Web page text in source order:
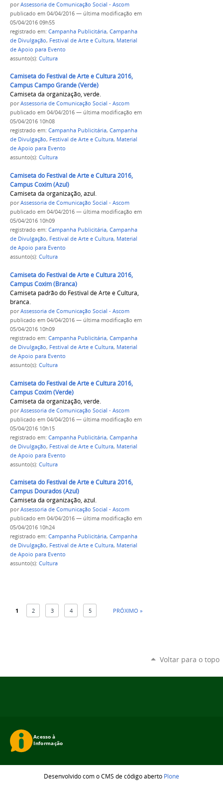
porAssessoria de Comunicação Social - Ascom
publicado em 04/04/2016 — última modificação em
05/04/2016 09h55
registrado em: Campanha Publicitária, Campanha
de Divulgação, Festival de Arte e Cultura, Material
de Apoio para Evento
assunto(s): Cultura
Camiseta do Festival de Arte e Cultura 2016,
Campus Campo Grande (Verde)
Camiseta da organização, verde.
porAssessoria de Comunicação Social - Ascom
publicado em 04/04/2016 — última modificação em
05/04/2016 10h08
registrado em: Campanha Publicitária, Campanha
de Divulgação, Festival de Arte e Cultura, Material
de Apoio para Evento
assunto(s): Cultura
Camiseta do Festival de Arte e Cultura 2016,
Campus Coxim (Azul)
Camiseta da organização, azul.
porAssessoria de Comunicação Social - Ascom
publicado em 04/04/2016 — última modificação em
05/04/2016 10h09
registrado em: Campanha Publicitária, Campanha
de Divulgação, Festival de Arte e Cultura, Material
de Apoio para Evento
assunto(s): Cultura
Camiseta do Festival de Arte e Cultura 2016,
Campus Coxim (Branca)
Camiseta padrão do Festival de Arte e Cultura,
branca.
porAssessoria de Comunicação Social - Ascom
publicado em 04/04/2016 — última modificação em
05/04/2016 10h09
registrado em: Campanha Publicitária, Campanha
de Divulgação, Festival de Arte e Cultura, Material
de Apoio para Evento
assunto(s): Cultura
Camiseta do Festival de Arte e Cultura 2016,
Campus Coxim (Verde)
Camiseta da organização, verde.
porAssessoria de Comunicação Social - Ascom
publicado em 04/04/2016 — última modificação em
05/04/2016 10h15
registrado em: Campanha Publicitária, Campanha
de Divulgação, Festival de Arte e Cultura, Material
de Apoio para Evento
assunto(s): Cultura
Camiseta do Festival de Arte e Cultura 2016,
Campus Dourados (Azul)
Camiseta da organização, azul.
porAssessoria de Comunicação Social - Ascom
publicado em 04/04/2016 — última modificação em
05/04/2016 10h24
registrado em: Campanha Publicitária, Campanha
de Divulgação, Festival de Arte e Cultura, Material
de Apoio para Evento
assunto(s): Cultura
1 2 3 4 5 PRÓXIMO »
Voltar para o topo
Desenvolvido com o CMS de código aberto Plone